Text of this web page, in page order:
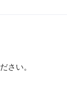
さい。